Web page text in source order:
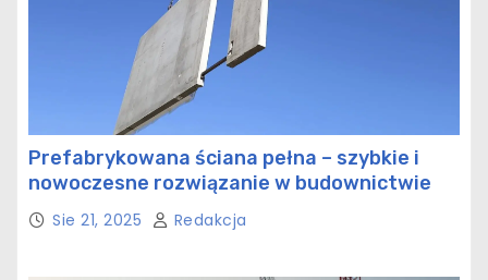
Prefabrykowana ściana pełna – szybkie i
nowoczesne rozwiązanie w budownictwie
Sie 21, 2025 Redakcja